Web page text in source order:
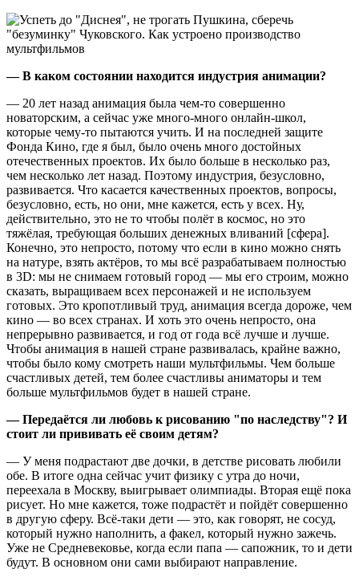
— В каком состоянии находится индустрия анимации?
— 20 лет назад анимация была чем-то совершенно
новаторским, а сейчас уже много-много онлайн-школ,
которые чему-то пытаются учить. И на последней защите
Фонда Кино, где я был, было очень много достойных
отечественных проектов. Их было больше в несколько раз,
чем несколько лет назад. Поэтому индустрия, безусловно,
развивается. Что касается качественных проектов, вопросы,
безусловно, есть, но они, мне кажется, есть у всех. Ну,
действительно, это не то чтобы полёт в космос, но это
тяжёлая, требующая больших денежных вливаний [сфера].
Конечно, это непросто, потому что если в кино можно снять
на натуре, взять актёров, то мы всё разрабатываем полностью
в 3D: мы не снимаем готовый город — мы его строим, можно
сказать, выращиваем всех персонажей и не используем
готовых. Это кропотливый труд, анимация всегда дороже, чем
кино — во всех странах. И хоть это очень непросто, она
непрерывно развивается, и год от года всё лучше и лучше.
Чтобы анимация в нашей стране развивалась, крайне важно,
чтобы было кому смотреть наши мультфильмы. Чем больше
счастливых детей, тем более счастливы аниматоры и тем
больше мультфильмов будет в нашей стране.
— Передаётся ли любовь к рисованию "по наследству"? И
стоит ли прививать её своим детям?
— У меня подрастают две дочки, в детстве рисовать любили
обе. В итоге одна сейчас учит физику с утра до ночи,
переехала в Москву, выигрывает олимпиады. Вторая ещё пока
рисует. Но мне кажется, тоже подрастёт и пойдёт совершенно
в другую сферу. Всё-таки дети — это, как говорят, не сосуд,
который нужно наполнить, а факел, который нужно зажечь.
Уже не Средневековье, когда если папа — сапожник, то и дети
будут. В основном они сами выбирают направление.